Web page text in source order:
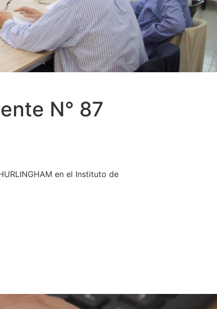
N° 87
en el Instituto de